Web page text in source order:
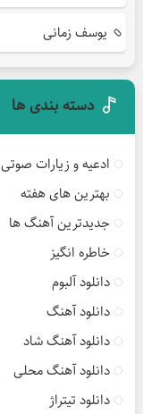
یوسف زمانی
دسته بندی ها
ادعیه و زیارات صوتی
بهترین های هفته
جدیدترین آهنگ ها
خاطره انگیز
دانلود آلبوم
دانلود آهنگ
دانلود آهنگ شاد
دانلود آهنگ محلی
دانلود تیتراژ